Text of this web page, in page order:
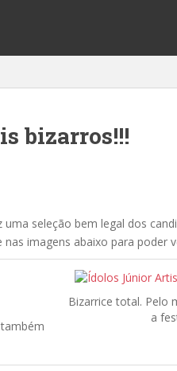
bizarros!!!
uma seleção bem legal dos
imagens abaixo para poder
Bizarrice total. Pelo
a